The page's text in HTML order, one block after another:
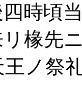
時頃
リ椽先
ノ祭